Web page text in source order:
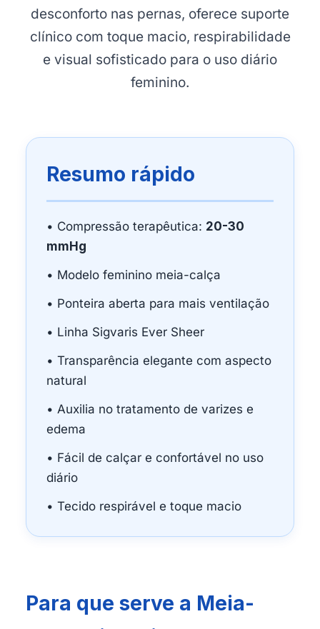
desconforto nas pernas, oferece suporte
clínico com toque macio, respirabilidade
e visual sofisticado para o uso diário
feminino.
Resumo rápido
• Compressão terapêutica: 20-30
mmHg
• Modelo feminino meia-calça
• Ponteira aberta para mais ventilação
• Linha Sigvaris Ever Sheer
• Transparência elegante com aspecto
natural
• Auxilia no tratamento de varizes e
edema
• Fácil de calçar e confortável no uso
diário
• Tecido respirável e toque macio
Para que serve a Meia-